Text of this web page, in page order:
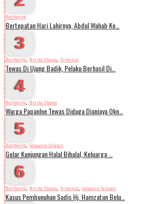
Bantaeng
Bertepatan Hari Lahirnya, Abdul Wahab Ke…
3
Bantaeng, Berita Utama, Kriminal
Tewas Di Ujung Badik, Pelaku Berhasil Di…
4
Bantaeng, Berita Utama
Warga Papanloe Tewas Diduga Dianiaya Okn…
5
Bantaeng, Sulawesi Selatan
Gelar Kunjungan Halal Bihalal, Keluarga …
6
Bantaeng, Berita Utama, Kriminal, Sulawesi Selatan
Kasus Pembunuhan Sadis Hj. Hamzatun Belu…